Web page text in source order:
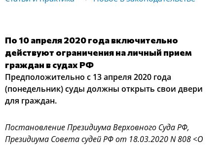
По 10 апреля 2020 года включительно
действуют ограничения на личный прием
граждан в судах РФ
Предположительно с 13 апреля 2020 года
(понедельник) суды должны открыть свои двери
для граждан.
Постановление Президиума Верховного Суда РФ,
Президиума Совета судей РФ от 18.03.2020 N 808 <О